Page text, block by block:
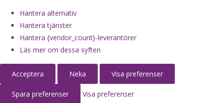
Hantera alternativ
Hantera tjänster
Hantera {vendor_count}-leverantörer
Läs mer om dessa syften
Acceptera Neka Visa preferenser
Spara preferenser Visa preferenser